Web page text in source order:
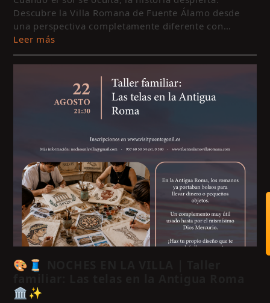
Descubre la Villa Romana de Fuente Álamo desde
una perspectiva completamente diferente con…
Leer más
🎨🧵 NOCHES EN LA VILLA | Taller
🏛️✨